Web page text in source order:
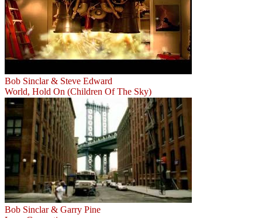
Bob Sinclar & Steve Edward
World, Hold On (Children Of The Sky)
Bob Sinclar & Garry Pine